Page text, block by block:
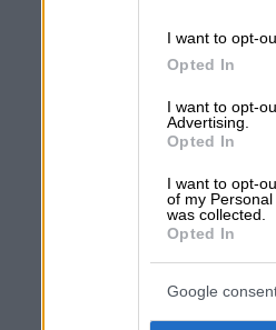
I want to opt-
Opted In
I want to opt-
Advertising.
Opted In
I want to opt-
of my
was collected.
Opted In
Google